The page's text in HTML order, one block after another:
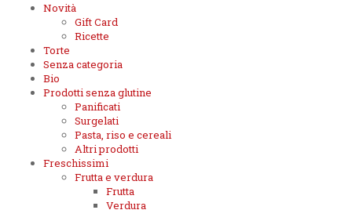
Novità
Gift Card
Ricette
Torte
Senza categoria
Bio
Prodotti senza glutine
Panificati
Surgelati
Pasta, riso e cereali
Altri prodotti
Freschissimi
Frutta e verdura
Frutta
Verdura